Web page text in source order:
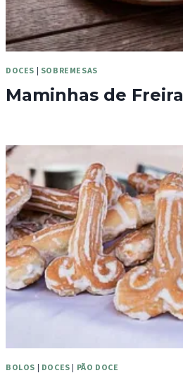
DOCES | SOBREMESAS
Maminhas de Freira
BOLOS | DOCES | PÃO DOCE